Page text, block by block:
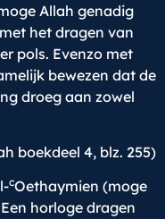
Allah genadig
het dragen van
pols. Evenzo met
bewezen dat de
droeg aan zowel
boekdeel 4, blz. 255)
cOethaymien (moge
horloge dragen